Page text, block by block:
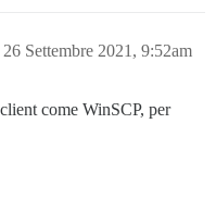
26 Settembre 2021, 9:52am
come WinSCP, per